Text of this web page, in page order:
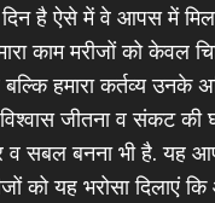
है ऐसे में वे आपस में
काम मरीजों को केवल
हमारा कर्तव्य उनके
जीतना व संकट की
व सबल बनना भी है. यह
को यह भरोसा दिलाएं